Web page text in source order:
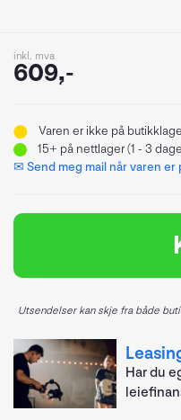
inkl. mva
609,-
Varen er ikke på
15+ på nettlager (1 - 3
✉ Send meg mail når varen er
Utsendelser kan skje fra både
Har du